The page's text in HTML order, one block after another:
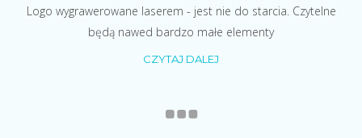
Logo wygrawerowane laserem - jest nie do starcia. Czytelne
będą nawed bardzo małe elementy
CZYTAJ DALEJ